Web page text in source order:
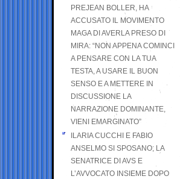
PREJEAN BOLLER, HA
ACCUSATO IL MOVIMENTO
MAGA DI AVERLA PRESO DI
MIRA: “NON APPENA COMINCI
A PENSARE CON LA TUA
TESTA, A USARE IL BUON
SENSO E A METTERE IN
DISCUSSIONE LA
NARRAZIONE DOMINANTE,
VIENI EMARGINATO”
ILARIA CUCCHI E FABIO
ANSELMO SI SPOSANO; LA
SENATRICE DI AVS E
L’AVVOCATO INSIEME DOPO